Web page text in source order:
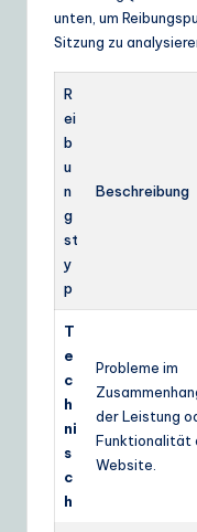
unten, um
Sitzung zu
R
ei
b
u
n
g
st
y
p
Beschreibung
T
e
c
h
ni
s
c
h
Probleme im
der Leistung
Funktionalität
Website.